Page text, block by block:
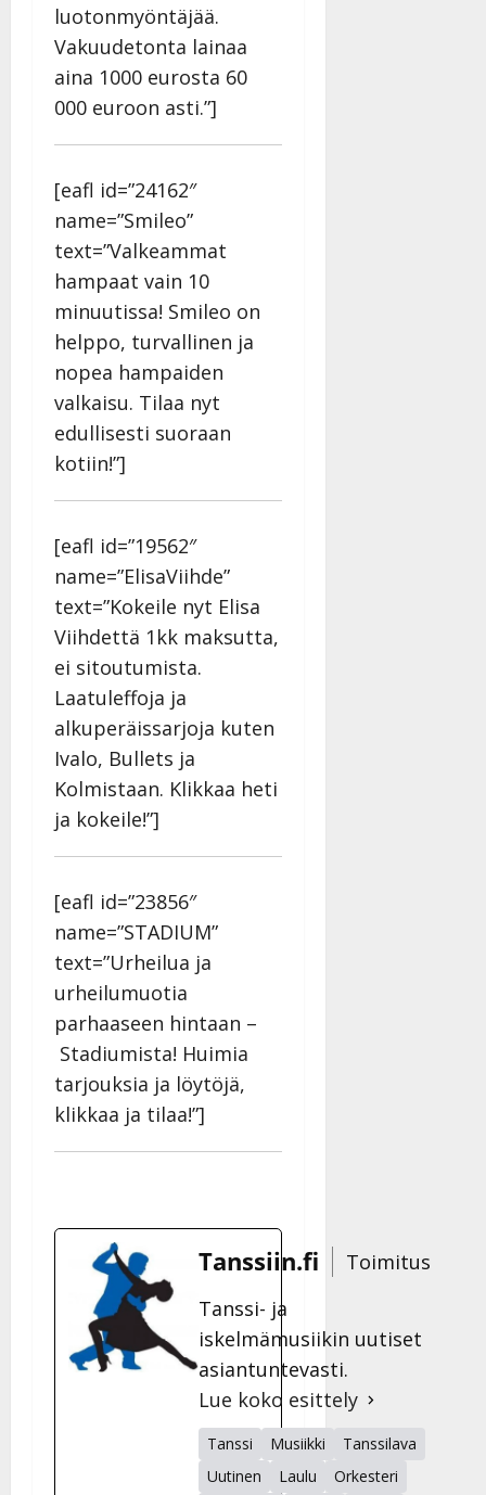
luotonmyöntäjää.
Vakuudetonta lainaa
aina 1000 eurosta 60
000 euroon asti.”]
[eafl id=”24162″
name=”Smileo”
text=”Valkeammat
hampaat vain 10
minuutissa! Smileo on
helppo, turvallinen ja
nopea hampaiden
valkaisu. Tilaa nyt
edullisesti suoraan
kotiin!”]
[eafl id=”19562″
name=”ElisaViihde”
text=”Kokeile nyt Elisa
Viihdettä 1kk maksutta,
ei sitoutumista.
Laatuleffoja ja
alkuperäissarjoja kuten
Ivalo, Bullets ja
Kolmistaan. Klikkaa heti
ja kokeile!”]
[eafl id=”23856″
name=”STADIUM”
text=”Urheilua ja
urheilumuotia
parhaaseen hintaan –
Stadiumista! Huimia
tarjouksia ja löytöjä,
klikkaa ja tilaa!”]
Tanssiin.fi
Toimitus
Tanssi- ja
iskelmämusiikin uutiset
asiantuntevasti.
Lue koko esittely
Tanssi Musiikki
Tanssilava
Uutinen
Laulu
Orkesteri